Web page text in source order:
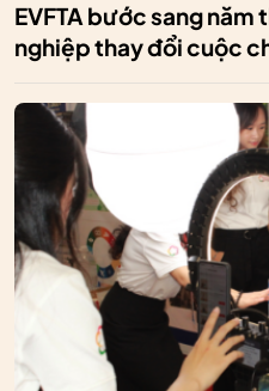
EVFTA bước sang năm
nghiệp thay đổi cuộc